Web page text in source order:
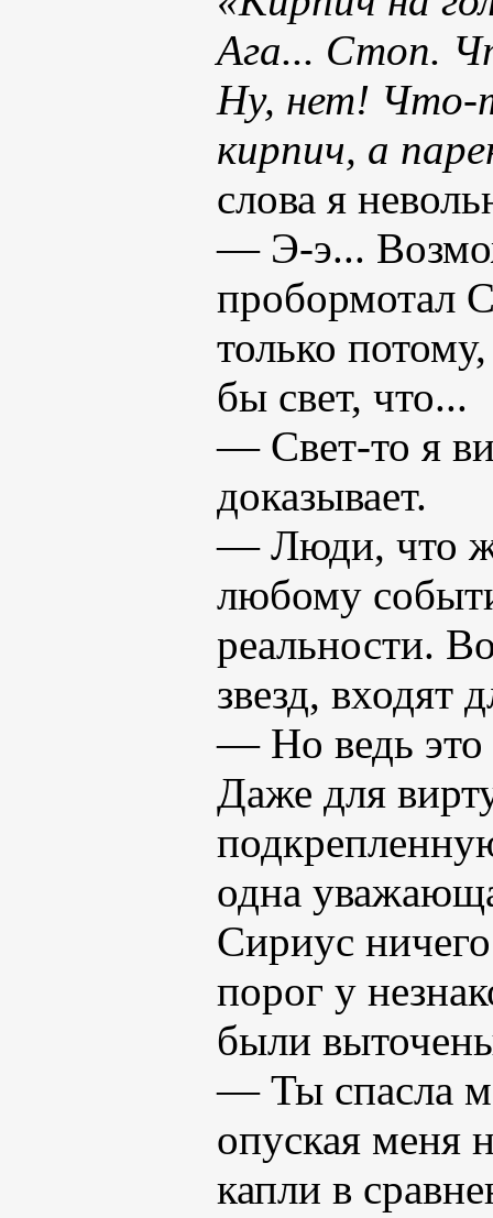
Ага... Стоп.
Ну, нет! Что-
кирпич, а
слова я
— Э-э...
пробормотал
только
бы свет, что...
— Свет-то я
доказывает.
— Люди, что
любому
реальности.
звезд, входят
— Но ведь
Даже для
одна
Сириус
порог у
были
— Ты спасла
опуская меня
капли в